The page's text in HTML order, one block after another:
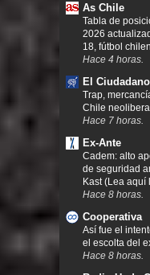
As Chile
Tabla de
2026
18, fútbol
Hace 4 horas.
El Ciudadano
Trap,
Chile
Hace 7 horas.
Ex-Ante
Cadem: alto
de seguridad
Kast (Lea aquí
Hace 8 horas.
Cooperativa
Así fue el
el escolta del
Hace 8 horas.